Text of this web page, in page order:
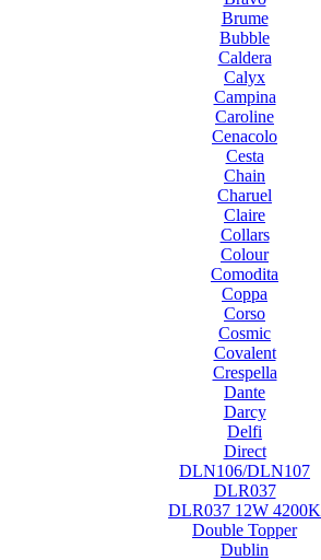
Brume
Bubble
Caldera
Calyx
Campina
Caroline
Cenacolo
Cesta
Chain
Charuel
Claire
Collars
Colour
Comodita
Coppa
Corso
Cosmic
Covalent
Crespella
Dante
Darcy
Delfi
Direct
DLN106/DLN107
DLR037
DLR037 12W 4200K
Double Topper
Dublin